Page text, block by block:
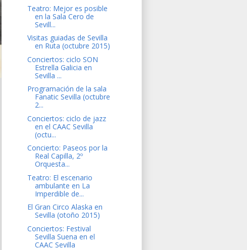
Teatro: Mejor es posible
en la Sala Cero de
Sevill...
Visitas guiadas de Sevilla
en Ruta (octubre 2015)
Conciertos: ciclo SON
Estrella Galicia en
Sevilla ...
Programación de la sala
Fanatic Sevilla (octubre
2...
Conciertos: ciclo de jazz
en el CAAC Sevilla
(octu...
Concierto: Paseos por la
Real Capilla, 2º
Orquesta...
Teatro: El escenario
ambulante en La
Imperdible de...
El Gran Circo Alaska en
Sevilla (otoño 2015)
Conciertos: Festival
Sevilla Suena en el
CAAC Sevilla